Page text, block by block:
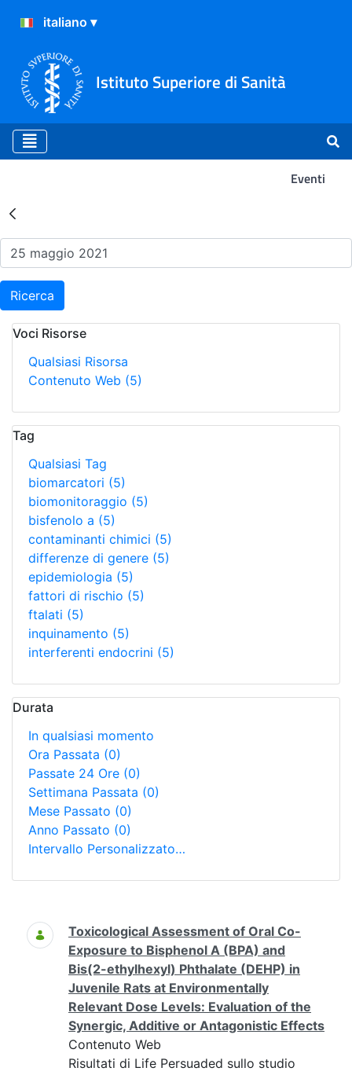
Istituto Superiore di Sanità
Eventi
Risultati della Ricerca -
Ricerca
Voci Risorse
Qualsiasi Risorsa
Contenuto Web (5)
Tag
Qualsiasi Tag
biomarcatori (5)
biomonitoraggio (5)
bisfenolo a (5)
contaminanti chimici (5)
differenze di genere (5)
epidemiologia (5)
fattori di rischio (5)
ftalati (5)
inquinamento (5)
interferenti endocrini (5)
Durata
In qualsiasi momento
Ora Passata (0)
Passate 24 Ore (0)
Settimana Passata (0)
Mese Passato (0)
Anno Passato (0)
Intervallo Personalizzato…
Ricerca
Toxicological Assessment of Oral Co-
Exposure to Bisphenol A (BPA) and
Bis(2-ethylhexyl) Phthalate (DEHP) in
Juvenile Rats at Environmentally
Relevant Dose Levels: Evaluation of the
Synergic, Additive or Antagonistic Effects
Contenuto Web
Risultati di Life Persuaded sullo studio